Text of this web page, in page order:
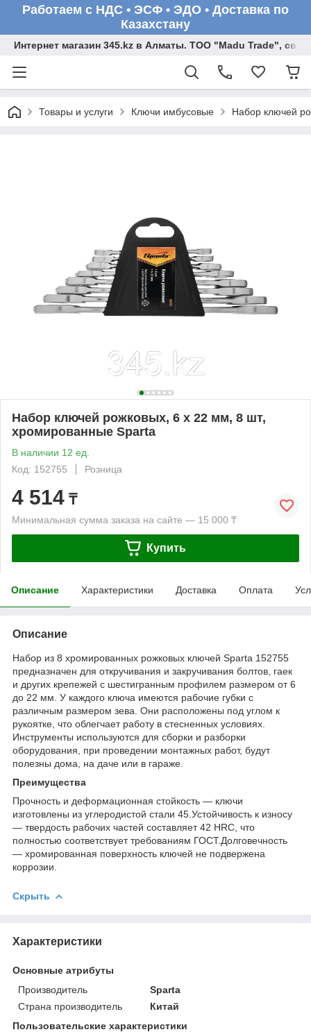
Работаем с НДС • ЭСФ • ЭДО • Доставка по
Казахстану
Интернет магазин 345.kz в Алматы. ТОО "Madu Trade",
Товары и услуги Ключи имбусовые Набор ключей
Набор ключей рожковых, 6 х 22 мм, 8 шт,
хромированные Sparta
В наличии 12 ед.
Код: 152755
Розница
4 514 ₸
Минимальная сумма заказа на сайте — 15 000 ₸
Купить
Описание Характеристики Доставка Оплата
Описание
Набор из 8 хромированных рожковых ключей Sparta 152755
предназначен для откручивания и закручивания болтов, гаек
и других крепежей с шестигранным профилем размером от 6
до 22 мм. У каждого ключа имеются рабочие губки с
различным размером зева. Они расположены под углом к
рукоятке, что облегчает работу в стесненных условиях.
Инструменты используются для сборки и разборки
оборудования, при проведении монтажных работ, будут
полезны дома, на даче или в гараже.
Преимущества
Прочность и деформационная стойкость — ключи
изготовлены из углеродистой стали 45.Устойчивость к износу
— твердость рабочих частей составляет 42 HRC, что
полностью соответствует требованиям ГОСТ.Долговечность
— хромированная поверхность ключей не подвержена
коррозии.
Скрыть
Характеристики
Основные атрибуты
Производитель
Sparta
Страна производитель
Китай
Пользовательские характеристики